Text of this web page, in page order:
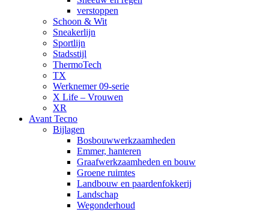
verstoppen
Schoon & Wit
Sneakerlijn
Sportlijn
Stadsstijl
ThermoTech
TX
Werknemer 09-serie
X Life – Vrouwen
XR
Avant Tecno
Bijlagen
Bosbouwwerkzaamheden
Emmer, hanteren
Graafwerkzaamheden en bouw
Groene ruimtes
Landbouw en paardenfokkerij
Landschap
Wegonderhoud